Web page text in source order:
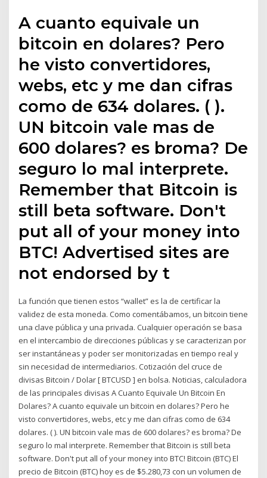
A cuanto equivale un
bitcoin en dolares? Pero
he visto convertidores,
webs, etc y me dan cifras
como de 634 dolares. ( ).
UN bitcoin vale mas de
600 dolares? es broma? De
seguro lo mal interprete.
Remember that Bitcoin is
still beta software. Don't
put all of your money into
BTC! Advertised sites are
not endorsed by t
La función que tienen estos “wallet” es la de certificar la
validez de esta moneda. Como comentábamos, un bitcoin tiene
una clave pública y una privada. Cualquier operación se basa
en el intercambio de direcciones públicas y se caracterizan por
ser instantáneas y poder ser monitorizadas en tiempo real y
sin necesidad de intermediarios. Cotización del cruce de
divisas Bitcoin / Dolar [ BTCUSD ] en bolsa. Noticias, calculadora
de las principales divisas A Cuanto Equivale Un Bitcoin En
Dolares? A cuanto equivale un bitcoin en dolares? Pero he
visto convertidores, webs, etc y me dan cifras como de 634
dolares. ( ). UN bitcoin vale mas de 600 dolares? es broma? De
seguro lo mal interprete. Remember that Bitcoin is still beta
software. Don't put all of your money into BTC! Bitcoin (BTC) El
precio de Bitcoin (BTC) hoy es de $5.280,73 con un volumen de